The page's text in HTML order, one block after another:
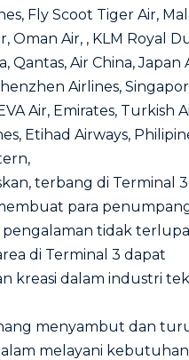
Fly Scoot Tiger Air,
Oman Air, , KLM Royal
Qantas, Air China, Japan
Airlines,
Air, Emirates, Turkish
Etihad Airways,
terbang di Terminal
para
tidak
di Terminal 3 dapat
kreasi dalam industri
menyambut dan
melayani kebutuhan